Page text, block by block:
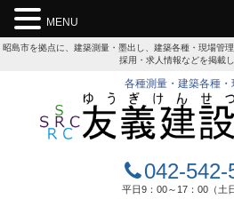
昭島市を拠点に、建築測量・墨出し、建築各種・現場管
採用・求人情報などを掲載し
各種測量・建築各種・
042-542-
平日9：00～17：00（土
MENU